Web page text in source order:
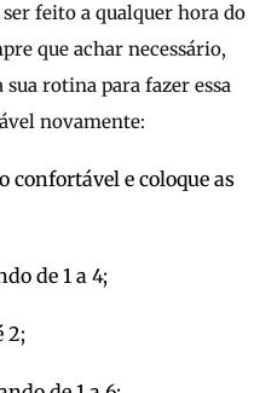
feito a qualquer hora do
que achar necessário,
rotina para fazer essa
novamente:
confortável e coloque as
de 1 a 4;
2;